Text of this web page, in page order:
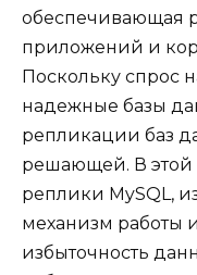
обеспечивающая
приложений и
Поскольку спрос
надежные базы
репликации баз
решающей. В этой
реплики MySQL,
механизм работы
избыточность